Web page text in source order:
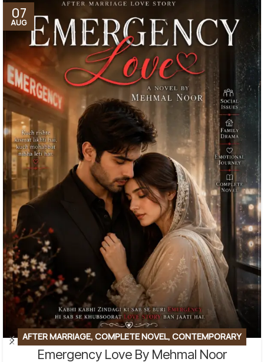
07
AUG
AFTER MARRIAGE, COMPLETE NOVEL, CONTEMPORARY
FICTION,EMOTIONAL FICTION,EMOTIONAL LOVE STORY
Emergency Love By Mehmal Noor